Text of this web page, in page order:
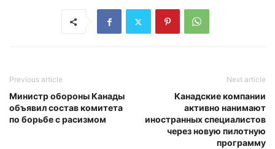
Previous article
Министр обороны Канады
объявил состав комитета
по борьбе с расизмом
Next article
Канадские компании
активно нанимают
иностранных специалистов
через новую пилотную
программу